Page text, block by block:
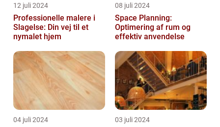
12 juli 2024
Professionelle malere i
Slagelse: Din vej til et
nymalet hjem
08 juli 2024
Space Planning:
Optimering af rum og
effektiv anvendelse
04 juli 2024 03 juli 2024